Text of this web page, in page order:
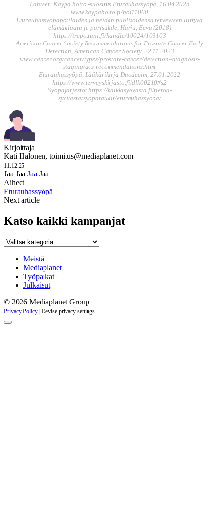
Lähteet: Käypä hoito -suositus Eturauhassyöpä, 16.04.2025
www.kaypahoito.fi/hoi11060
Eturauhassyöpäpotilaiden ja heidän puolisoidensa terveyteen liittyvä
elämänlaatu ja parisuhde, Harju, Eeva (2018)
https://trepo.tuni.fi/handle/10024/103103
American Cancer Society Recommendations for Prostate Cancer Early
Detection, American Cancer Society, 22.11.2023
www.cancer.org/cancer/types/prostate-cancer/detection–diagnosis-
staging/acs-recommendations.html
Eturauhassyöpä, Lääkärikirja Duodecim, 27.01.2022
https://www.terveyskirjasto.fi/dlk00210#s2
Syöpäjärjestöt https://kaikkisyovasta.fi/tietoa-
syovasta/syopataudit/eturauhassyopa/
Kirjoittaja
Kati Halonen, toimitus@mediaplanet.com
11.12.25
Jaa Jaa Jaa Jaa
Aiheet
Eturauhassyöpä
Next article
Katso kaikki kampanjat
Katso
kampanjat
Meistä
Mediaplanet
Työpaikat
Julkaisut
© 2026 Mediaplanet Group
Privacy Policy Revise privacy settings